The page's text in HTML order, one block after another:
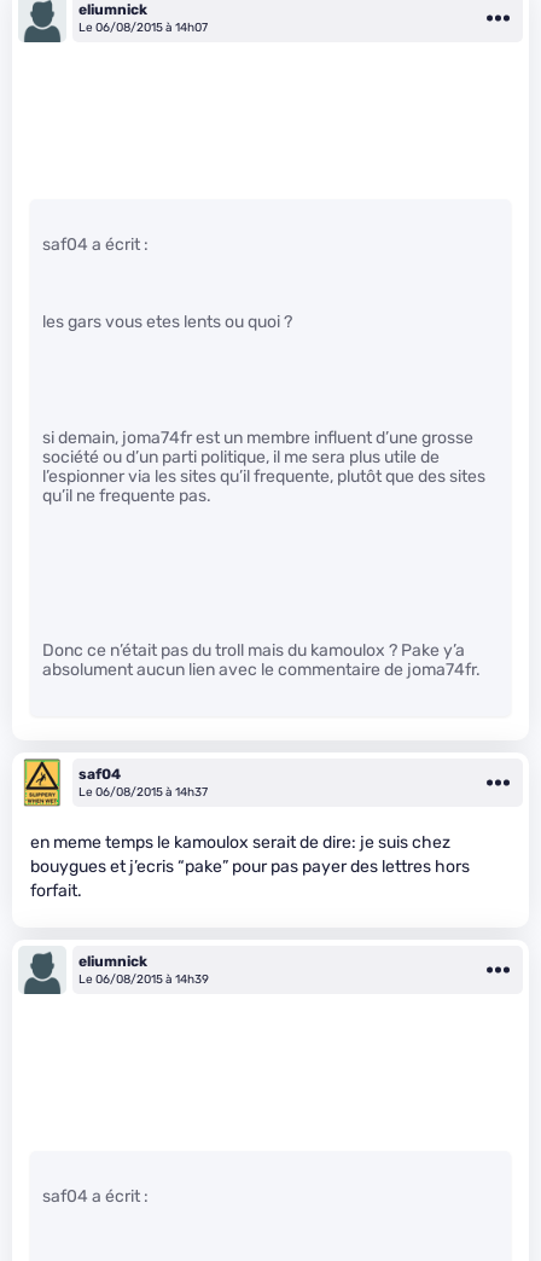
eliumnick
Le 06/08/2015 à 14h07
saf04 a écrit :
les gars vous etes lents ou quoi ?
si demain, joma74fr est un membre influent d’une grosse
société ou d’un parti politique, il me sera plus utile de
l’espionner via les sites qu’il frequente, plutôt que des sites
qu’il ne frequente pas.
Donc ce n’était pas du troll mais du kamoulox ? Pake y’a
absolument aucun lien avec le commentaire de joma74fr.
saf04
Le 06/08/2015 à 14h37
en meme temps le kamoulox serait de dire: je suis chez
bouygues et j’ecris “pake” pour pas payer des lettres hors
forfait.
eliumnick
Le 06/08/2015 à 14h39
saf04 a écrit :